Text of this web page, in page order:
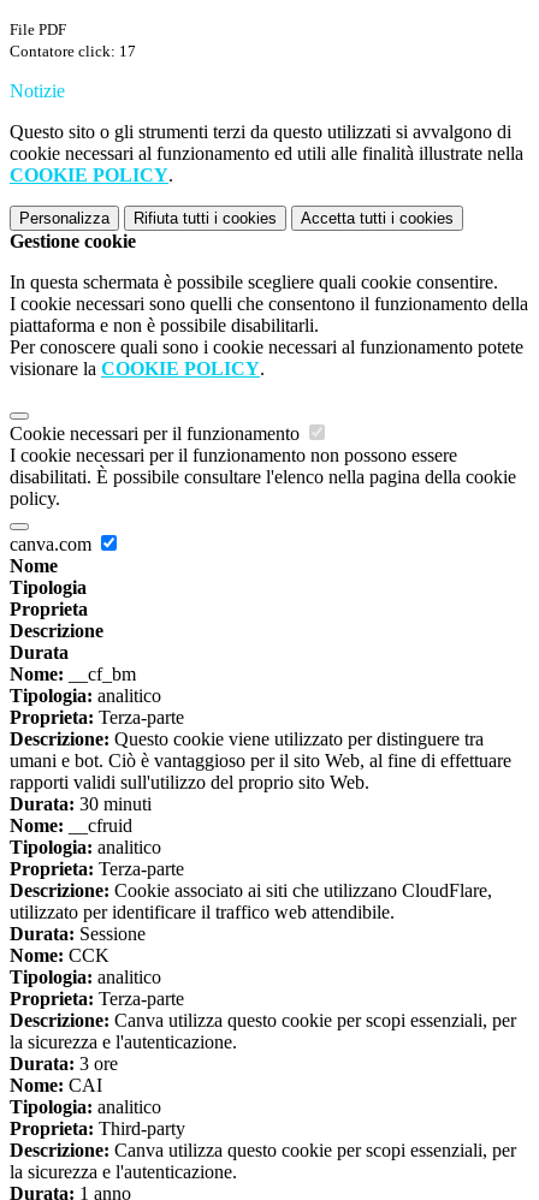
File PDF
Contatore click: 17
Notizie
Questo sito o gli strumenti terzi da questo utilizzati si avvalgono di
cookie necessari al funzionamento ed utili alle finalità illustrate nella
COOKIE POLICY.
Personalizza Rifiuta tutti i cookies Accetta tutti i cookies
Gestione cookie
In questa schermata è possibile scegliere quali cookie consentire.
I cookie necessari sono quelli che consentono il funzionamento della
piattaforma e non è possibile disabilitarli.
Per conoscere quali sono i cookie necessari al funzionamento potete
visionare la COOKIE POLICY.
Cookie necessari per il funzionamento
I cookie necessari per il funzionamento non possono essere
disabilitati. È possibile consultare l'elenco nella pagina della cookie
policy.
canva.com
Nome
Tipologia
Proprieta
Descrizione
Durata
Nome: __cf_bm
Tipologia: analitico
Proprieta: Terza-parte
Descrizione: Questo cookie viene utilizzato per distinguere tra
umani e bot. Ciò è vantaggioso per il sito Web, al fine di effettuare
rapporti validi sull'utilizzo del proprio sito Web.
Durata: 30 minuti
Nome: __cfruid
Tipologia: analitico
Proprieta: Terza-parte
Descrizione: Cookie associato ai siti che utilizzano CloudFlare,
utilizzato per identificare il traffico web attendibile.
Durata: Sessione
Nome: CCK
Tipologia: analitico
Proprieta: Terza-parte
Descrizione: Canva utilizza questo cookie per scopi essenziali, per
la sicurezza e l'autenticazione.
Durata: 3 ore
Nome: CAI
Tipologia: analitico
Proprieta: Third-party
Descrizione: Canva utilizza questo cookie per scopi essenziali, per
la sicurezza e l'autenticazione.
Durata: 1 anno